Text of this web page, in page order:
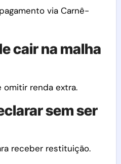
via Carnê-
cair na malha
omitir renda extra.
sem ser
receber restituição.